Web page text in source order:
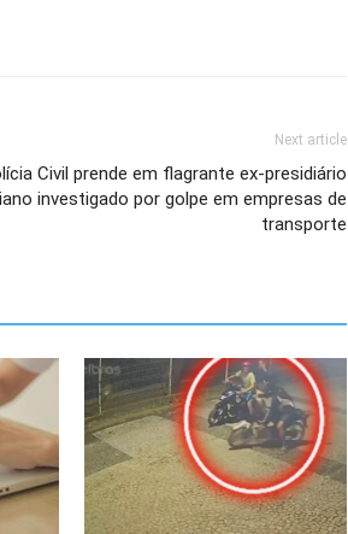
Next article
Civil prende em flagrante ex-presidiário
investigado por golpe em empresas de
transporte